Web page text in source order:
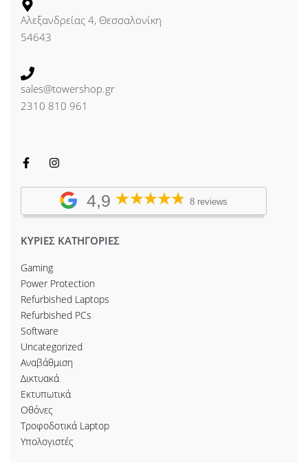
Αλεξανδρείας 4, Θεσσαλονίκη
54643
sales@towershop.gr
2310 810 961
4,9 8 reviews
ΚΥΡΙΕΣ ΚΑΤΗΓΟΡΙΕΣ
Gaming
Power Protection
Refurbished Laptops
Refurbished PCs
Software
Uncategorized
Αναβάθμιση
Δικτυακά
Εκτυπωτικά
Οθόνες
Τροφοδοτικά Laptop
Υπολογιστές